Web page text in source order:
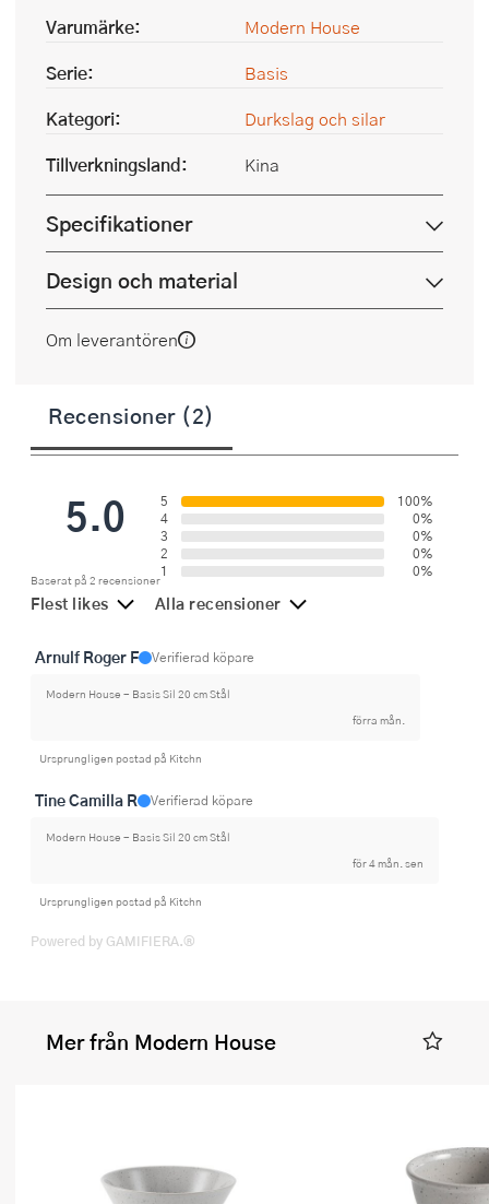
Varumärke:
Modern House
Serie:
Basis
Kategori:
Durkslag och silar
Tillverkningsland:
Kina
Specifikationer
Design och material
Om leverantören
Recensioner (2)
5.0
Baserat på 2 recensioner
5
100%
4
0%
3
0%
2
0%
1
0%
Flest likes Alla recensioner
Arnulf Roger F Verifierad köpare
Modern House - Basis Sil 20 cm Stål
förra mån.
Ursprungligen postad på Kitchn
Tine Camilla R Verifierad köpare
Modern House - Basis Sil 20 cm Stål
för 4 mån. sen
Ursprungligen postad på Kitchn
Powered by GAMIFIERA.®
Mer från Modern House